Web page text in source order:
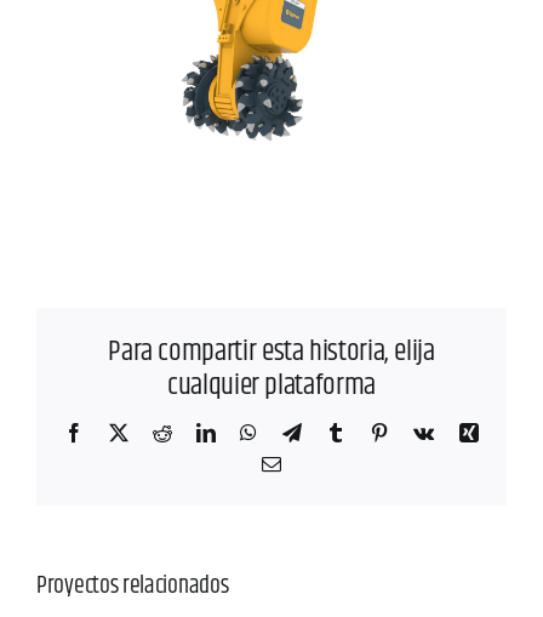
Para compartir esta historia, elija
cualquier plataforma
Facebook
X RedditLinkedInWhatsApp
TelegramTumblr Pinterest
Vk
Xing
Correo
Proyectos relacionados